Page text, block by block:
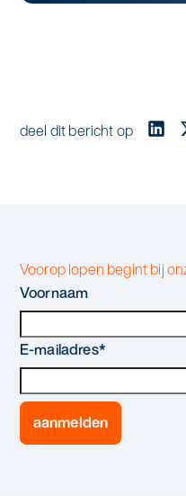
deel dit bericht op
Voorop lopen begint bij
Voornaam
E-mailadres*